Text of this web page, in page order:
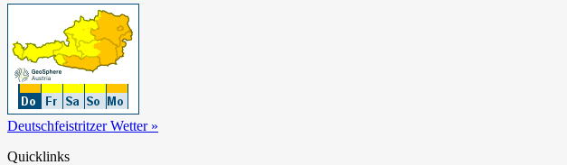
Deutschfeistritzer Wetter »
Quicklinks